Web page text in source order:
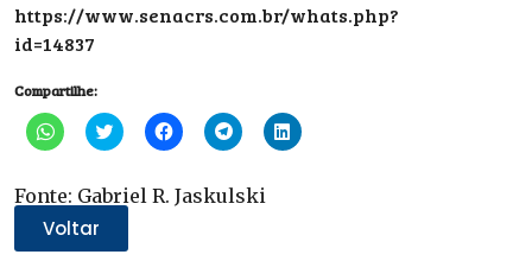
https://www.senacrs.com.br/whats.php?
id=14837
Compartilhe:
Clique
para
WhatsApp(abre
em
nova
janela)
Clique
para
Twitter(abre
em
Clique
para
Facebook(abre
em
Clique
para
Telegram(abre
em
Clique
para
Fonte: Gabriel R. Jaskulski
Voltar